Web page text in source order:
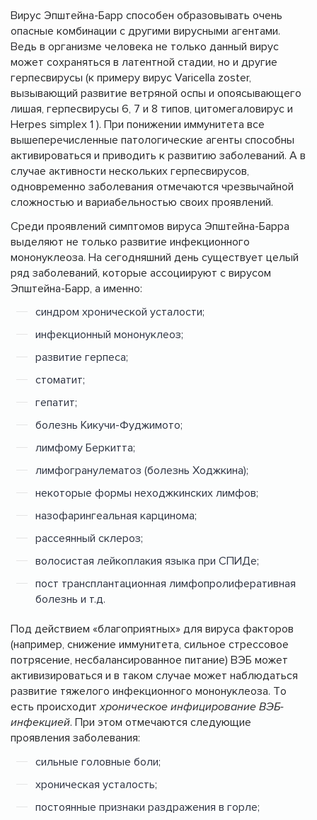
Вирус Эпштейна-Барр способен образовывать очень
опасные комбинации с другими вирусными агентами.
Ведь в организме человека не только данный вирус
может сохраняться в латентной стадии, но и другие
герпесвирусы (к примеру вирус Varicella zoster,
вызывающий развитие ветряной оспы и опоясывающего
лишая, герпесвирусы 6, 7 и 8 типов, цитомегаловирус и
Herpes simplex 1 ). При понижении иммунитета все
вышеперечисленные патологические агенты способны
активироваться и приводить к развитию заболеваний. А в
случае активности нескольких герпесвирусов,
одновременно заболевания отмечаются чрезвычайной
сложностью и вариабельностью своих проявлений.
Среди проявлений симптомов вируса Эпштейна-Барра
выделяют не только развитие инфекционного
мононуклеоза. На сегодняшний день существует целый
ряд заболеваний, которые ассоциируют с вирусом
Эпштейна-Барр, а именно:
синдром хронической усталости;
инфекционный мононуклеоз;
развитие герпеса;
стоматит;
гепатит;
болезнь Кикучи-Фуджимото;
лимфому Беркитта;
лимфогранулематоз (болезнь Ходжкина);
некоторые формы неходжкинских лимфов;
назофарингеальная карцинома;
рассеянный склероз;
волосистая лейкоплакия языка при СПИДе;
пост трансплантационная лимфопролиферативная
болезнь и т.д.
Под действием «благоприятных» для вируса факторов
(например, снижение иммунитета, сильное стрессовое
потрясение, несбалансированное питание) ВЭБ может
активизироваться и в таком случае может наблюдаться
развитие тяжелого инфекционного мононуклеоза. То
есть происходитхроническое инфицирование ВЭБ-
инфекцией. При этом отмечаются следующие
проявления заболевания:
сильные головные боли;
хроническая усталость;
постоянные признаки раздражения в горле;